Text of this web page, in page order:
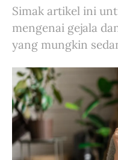
Simak artikel ini
mengenai gejala
yang mungkin